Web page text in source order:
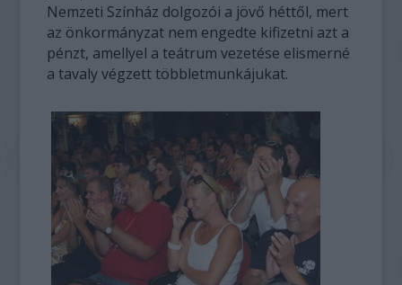
Nemzeti Színház dolgozói a jövő héttől, mert
az önkormányzat nem engedte kifizetni azt a
pénzt, amellyel a teátrum vezetése elismerné
a tavaly végzett többletmunkájukat.